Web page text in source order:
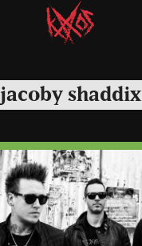
Kaaoszine
jacoby shaddix